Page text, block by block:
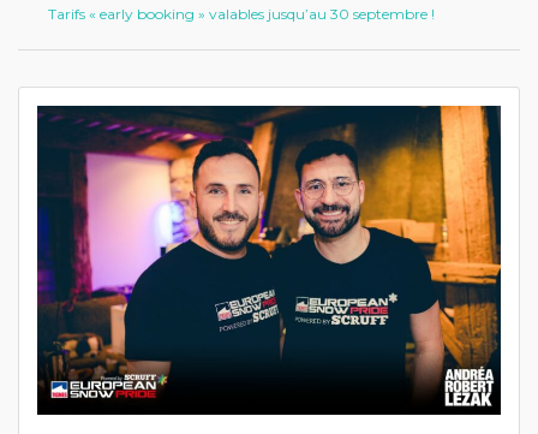
Tarifs « early booking » valables jusqu’au 30 septembre !